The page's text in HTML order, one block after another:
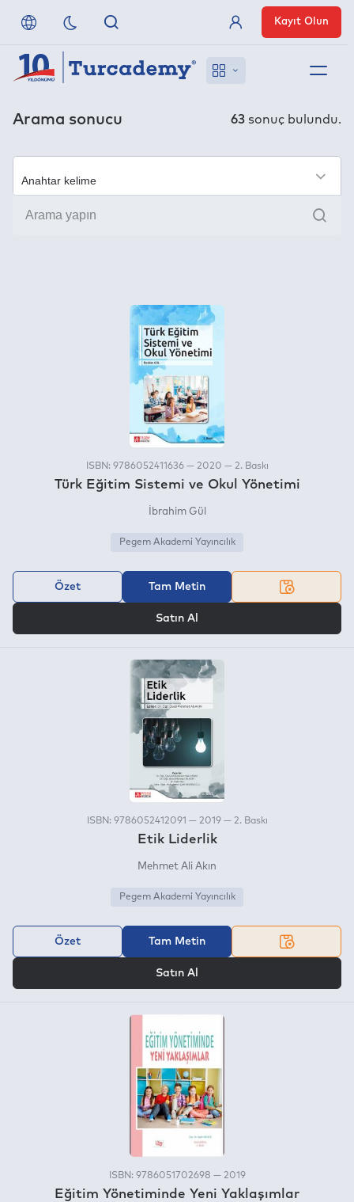
Referanslarımız
Üye Girişi
Kayıt Olun
Arama sonucu 63 sonuç bulundu.
Ara
ISBN: 9786052411636 — 2020 — 2. Baskı
Türk Eğitim Sistemi ve Okul Yönetimi
İbrahim Gül
Pegem Akademi Yayıncılık
Özet Tam Metin
Satın Al
ISBN: 9786052412091 — 2019 — 2. Baskı
Etik Liderlik
Mehmet Ali Akın
Pegem Akademi Yayıncılık
Özet Tam Metin
Satın Al
ISBN: 9786051702698 — 2019
Eğitim Yönetiminde Yeni Yaklaşımlar